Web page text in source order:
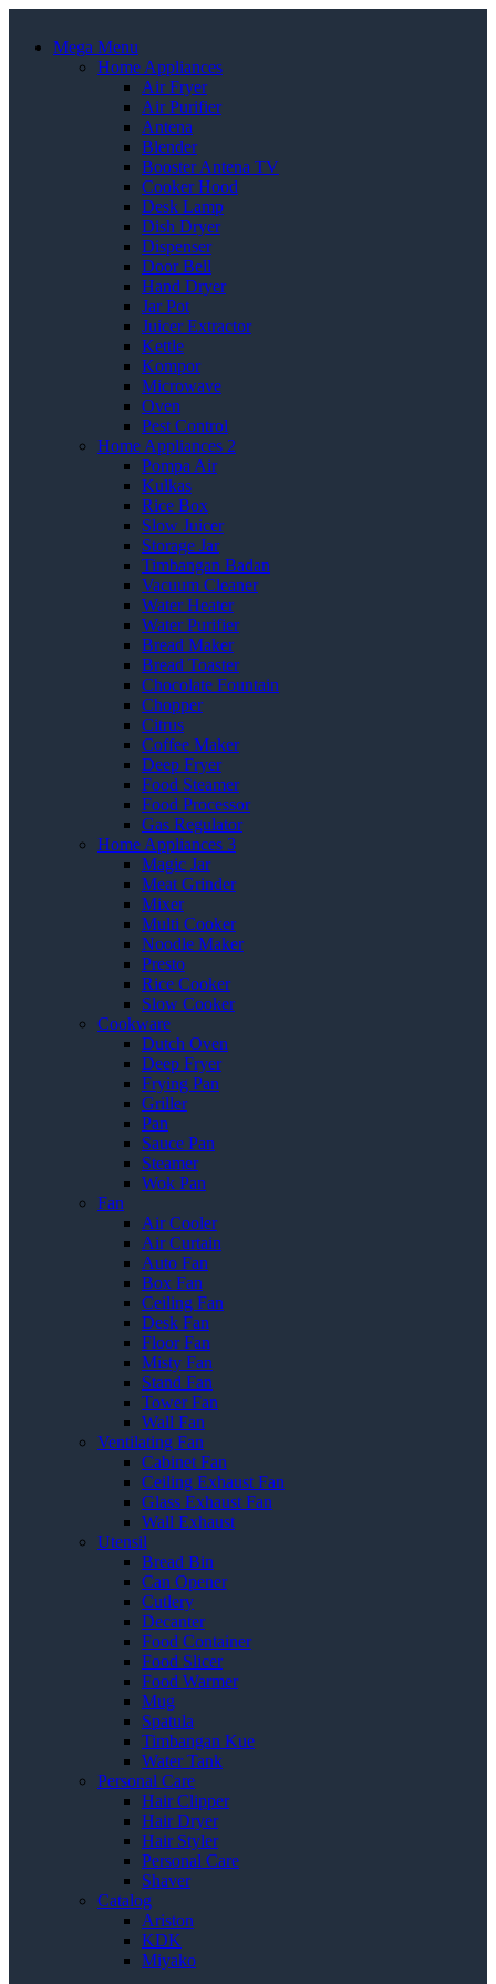
Mega Menu
Home Appliances
Air Fryer
Air Purifier
Antena
Blender
Booster Antena TV
Cooker Hood
Desk Lamp
Dish Dryer
Dispenser
Door Bell
Hand Dryer
Jar Pot
Juicer Extractor
Kettle
Kompor
Microwave
Oven
Pest Control
Home Appliances 2
Pompa Air
Kulkas
Rice Box
Slow Juicer
Storage Jar
Timbangan Badan
Vacuum Cleaner
Water Heater
Water Purifier
Bread Maker
Bread Toaster
Chocolate Fountain
Chopper
Citrus
Coffee Maker
Deep Fryer
Food Steamer
Food Processor
Gas Regulator
Home Appliances 3
Magic Jar
Meat Grinder
Mixer
Multi Cooker
Noodle Maker
Presto
Rice Cooker
Slow Cooker
Cookware
Dutch Oven
Deep Fryer
Frying Pan
Griller
Pan
Sauce Pan
Steamer
Wok Pan
Fan
Air Cooler
Air Curtain
Auto Fan
Box Fan
Ceiling Fan
Desk Fan
Floor Fan
Misty Fan
Stand Fan
Tower Fan
Wall Fan
Ventilating Fan
Cabinet Fan
Ceiling Exhaust Fan
Glass Exhaust Fan
Wall Exhaust
Utensil
Bread Bin
Can Opener
Cutlery
Decanter
Food Container
Food Slicer
Food Warmer
Mug
Spatula
Timbangan Kue
Water Tank
Personal Care
Hair Clipper
Hair Dryer
Hair Styler
Personal Care
Shaver
Catalog
Ariston
KDK
Miyako